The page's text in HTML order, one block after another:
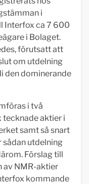
i
Interfox ca 7 600
i Bolaget.
förutsatt att
om utdelning
den dominerande
i två
aktier i
samt så snart
utdelning
Förslag till
av NMR-aktier
kommande